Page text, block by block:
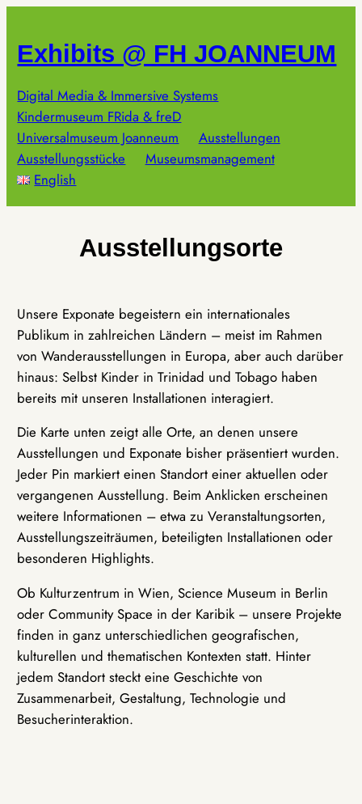
springen
Exhibits @ FH JOANNEUM
Digital Media & Immersive Systems
Kindermuseum FRida & freD
Universalmuseum Joanneum
Ausstellungen
Ausstellungsstücke
Museumsmanagement
English
Ausstellungsorte
Unsere Exponate begeistern ein internationales
Publikum in zahlreichen Ländern – meist im Rahmen
von Wanderausstellungen in Europa, aber auch darüber
hinaus: Selbst Kinder in Trinidad und Tobago haben
bereits mit unseren Installationen interagiert.
Die Karte unten zeigt alle Orte, an denen unsere
Ausstellungen und Exponate bisher präsentiert wurden.
Jeder Pin markiert einen Standort einer aktuellen oder
vergangenen Ausstellung. Beim Anklicken erscheinen
weitere Informationen – etwa zu Veranstaltungsorten,
Ausstellungszeiträumen, beteiligten Installationen oder
besonderen Highlights.
Ob Kulturzentrum in Wien, Science Museum in Berlin
oder Community Space in der Karibik – unsere Projekte
finden in ganz unterschiedlichen geografischen,
kulturellen und thematischen Kontexten statt. Hinter
jedem Standort steckt eine Geschichte von
Zusammenarbeit, Gestaltung, Technologie und
Besucherinteraktion.